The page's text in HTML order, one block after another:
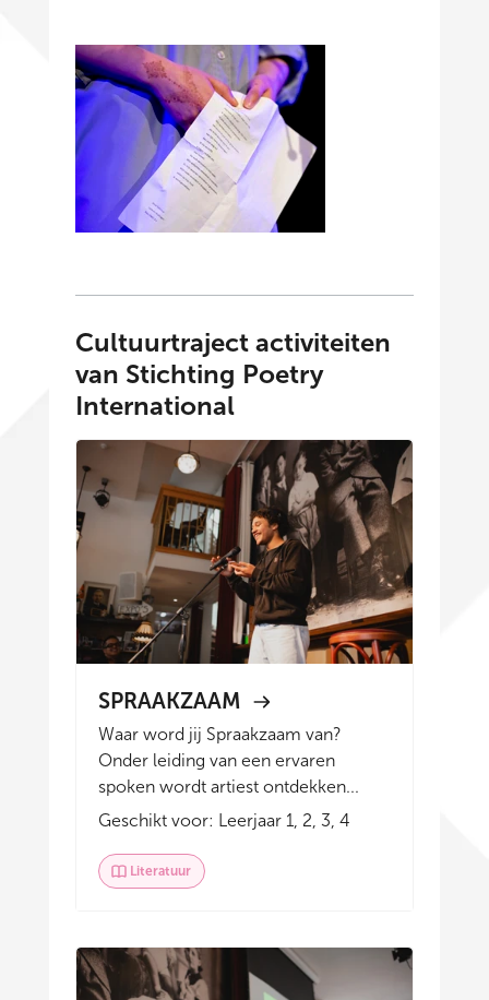
Cultuurtraject activiteiten
van Stichting Poetry
International
SPRAAKZAAM
Waar word jij Spraakzaam van?
Onder leiding van een ervaren
spoken wordt artiest ontdekken...
Geschikt voor: Leerjaar 1, 2, 3, 4
Literatuur